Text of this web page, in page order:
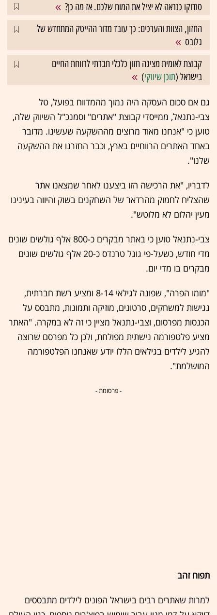
סודוקו כנראה לא יציל את המוח שלכם. אז מה כן?
החזון, הצוות והערכים: כך עובד מדור ההייטק המתחדש של
גלובס
קבוצת לאומית מציגה חזון כלכלי חברתי לרווחת החיים
בישראל (תוכן שיווקי)
גם אם סכום העסקה היה נמוך מהמדווח בפועל, טל
צבי-נתנאל, ממייסדי קבוצת "אתרים" וסמנכ"ל השיווק שלה,
טוען כי "אנחנו מאוד מרוצים מההשקעה שעשינו. מדובר
באחד האתרים הרווחיים בארץ, וכבר החזרנו את ההשקעה
שלנו".
לדבריו, "את הרכישה הזו ביצענו לאחר שמצאנו אתר
שהצליח לחמוק מהרדאר של השחקנים בשוק והיווה בעינינו
מעין יהלום לא מלוטש".
צבי-נתנאל טוען כי באתר מבקרים כ-800 אלף גולשים שונים
מדי חודש, כשעל-פי גוגל טרנדס כ-20 אלף גולשים שונים
מבקרים בו מדי יום.
"מומו הפרה", שפונה לגילאי 8-14 ומציע רשת חברתית,
נגישות למשחקים, סרטונים, מוזיקה ותמונות, מתבסס על
הכנסות מפרסום, וצבי-נתנאל מציין כי זה לא במקרה. "האתר
מציע פלטפורמה נישתית מפולחת, ולכן כל מפרסם שרוצה
להגיע לילדים בגילאים הללו יודע שאנחנו הפלטפורמה
המושלמת".
- פרסומת -
תפוח זהב
למרות שאתרים רבים בישראל הפונים לילדים מתבססים